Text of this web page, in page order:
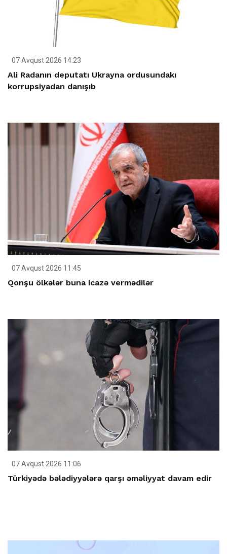
07 Avqust 2026 14:23
Ali Radanın deputatı Ukrayna ordusundakı
korrupsiyadan danışıb
07 Avqust 2026 11:45
Qonşu ölkələr buna icazə vermədilər
07 Avqust 2026 11:06
Türkiyədə bələdiyyələrə qarşı əməliyyat davam edir